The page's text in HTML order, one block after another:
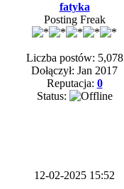
fatyka
Posting Freak
Liczba postów: 5,078
Dołączył: Jan 2017
Reputacja: 0
Status:
12-02-2025 15:52